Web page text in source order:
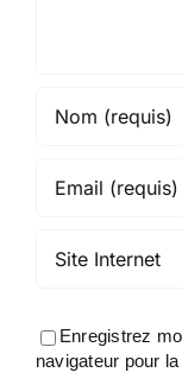
Enregistrez
navigateur pour